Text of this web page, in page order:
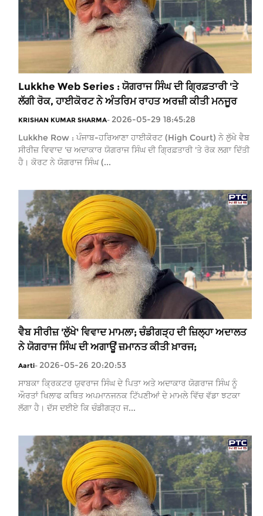
Lukkhe Web Series : ਯੋਗਰਾਜ ਸਿੰਘ ਦੀ ਗ੍ਰਿਫ਼ਤਾਰੀ 'ਤੇ
ਲੱਗੀ ਰੋਕ, ਹਾਈਕੋਰਟ ਨੇ ਅੰਤਰਿਮ ਰਾਹਤ ਅਰਜ਼ੀ ਕੀਤੀ ਮਨਜੂਰ
KRISHAN KUMAR SHARMA- 2026-05-29 18:45:28
Lukkhe Row : ਪੰਜਾਬ-ਹਰਿਆਣਾ ਹਾਈਕੋਰਟ (High Court) ਨੇ ਲੁੱਖੇ ਵੈਬ
ਸੀਰੀਜ਼ ਵਿਵਾਦ 'ਚ ਅਦਾਕਾਰ ਯੋਗਰਾਜ ਸਿੰਘ ਦੀ ਗ੍ਰਿਫ਼ਤਾਰੀ 'ਤੇ ਰੋਕ ਲਗਾ ਦਿੱਤੀ
ਹੈ। ਕੋਰਟ ਨੇ ਯੋਗਰਾਜ ਸਿੰਘ (...
ਵੈਬ ਸੀਰੀਜ਼ 'ਲੁੱਖੇ' ਵਿਵਾਦ ਮਾਮਲਾ; ਚੰਡੀਗੜ੍ਹ ਦੀ ਜ਼ਿਲ੍ਹਾ ਅਦਾਲਤ
ਨੇ ਯੋਗਰਾਜ ਸਿੰਘ ਦੀ ਅਗਾਊਂ ਜ਼ਮਾਨਤ ਕੀਤੀ ਖ਼ਾਰਜ;
Aarti- 2026-05-26 20:20:53
ਸਾਬਕਾ ਕ੍ਰਿਕਟਰ ਯੁਵਰਾਜ ਸਿੰਘ ਦੇ ਪਿਤਾ ਅਤੇ ਅਦਾਕਾਰ ਯੋਗਰਾਜ ਸਿੰਘ ਨੂੰ
ਔਰਤਾਂ ਖਿਲਾਫ ਕਥਿਤ ਅਪਮਾਨਜਨਕ ਟਿੱਪਣੀਆਂ ਦੇ ਮਾਮਲੇ ਵਿੱਚ ਵੱਡਾ ਝਟਕਾ
ਲੱਗਾ ਹੈ। ਦੱਸ ਦਈਏ ਕਿ ਚੰਡੀਗੜ੍ਹ ਜ...